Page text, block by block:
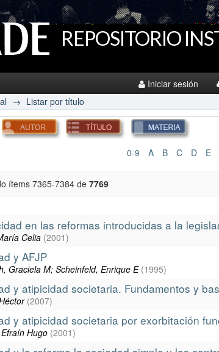
REPOSITORIO
Iniciar sesión
→ Listar por título
0-9 A B C D E
ítems 7365-7384 de7769
en las reformas introducidas a la
Celia (2001)
y AFJP
Graciela M; Scheinfeld, Enrique E (1995)
y atipicidad societaria. Fundamentos y
(2007)
y atipicidad societaria por exorbitación
Hugo (2001)